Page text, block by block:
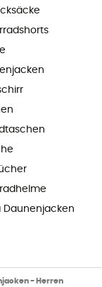
Daunenjacken
- Herren